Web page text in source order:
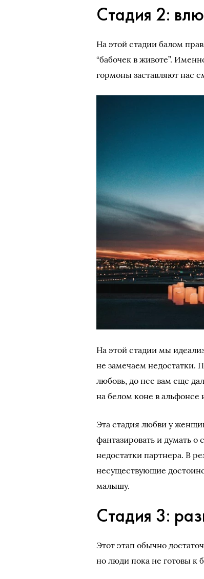
Стадия 2:
На этой стадии балом
“бабочек в животе”.
гормоны заставляют нас
На этой стадии мы
не замечаем недостатки.
любовь, до нее вам еще
на белом коне в альфонсе
Эта стадия любви у
фантазировать и думать
недостатки партнера. В
несуществующие
малышу.
Стадия 3:
Этот этап обычно
но люди пока не готовы к